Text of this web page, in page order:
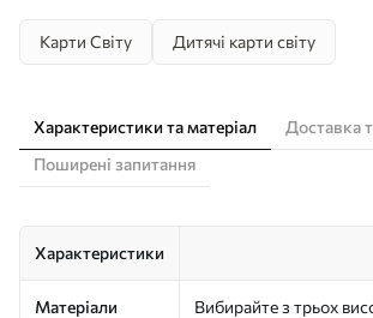
Карти Світу Дитячі карти світу
Характеристики та матеріал
Доставка
Поширені запитання
Характеристики
Матеріали
Вибирайте з трьох